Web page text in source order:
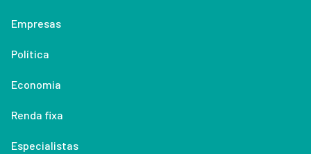
Empresas
Política
Economia
Renda fixa
Especialistas